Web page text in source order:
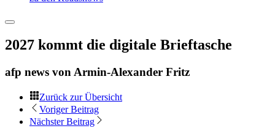
2027 kommt die digitale Brieftasche
afp news von Armin-Alexander Fritz
Zurück zur Übersicht
Voriger Beitrag
Nächster Beitrag